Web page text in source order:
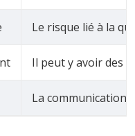
Le risque lié à la
Il peut y avoir des
La communication